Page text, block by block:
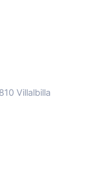
Villalbilla